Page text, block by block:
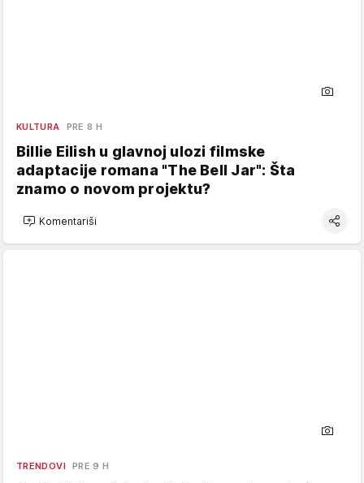
KULTURA PRE 8 H
Billie Eilish u glavnoj ulozi filmske
adaptacije romana "The Bell Jar": Šta
znamo o novom projektu?
Komentariši
TRENDOVI PRE 9 H